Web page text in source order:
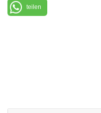
teilen